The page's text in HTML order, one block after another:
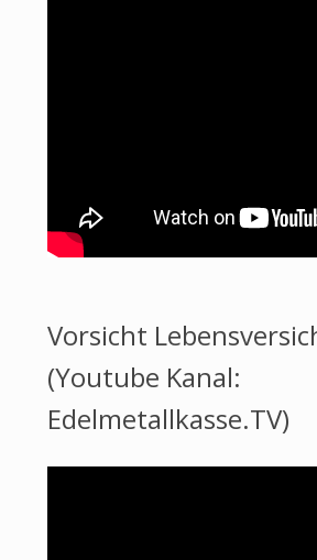
Vorsicht
(Youtube Kanal:
Edelmetallkasse.TV)